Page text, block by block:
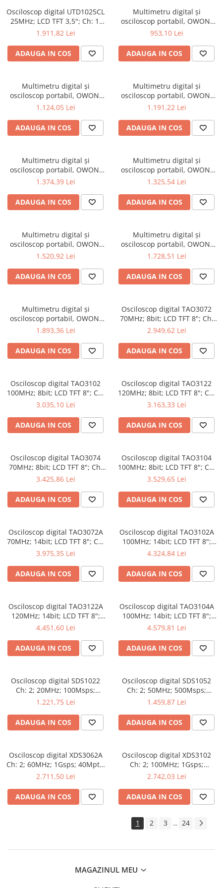
Osciloscop digital UTD1025CL
25MHz; LCD TFT 3,5"; Ch: 1;
250Msps; 12kpts compatibil
1.911,82 Lei
ADAUGA IN COS
Multimetru digital și
osciloscop portabil, OWON,
HDS242, 200mV-1kV, 200mA-
953,10 Lei
ADAUGA IN COS
Multimetru digital și
osciloscop portabil, OWON,
HDS242S, 200mV-1kV, 200mA-
1.124,05 Lei
ADAUGA IN COS
Multimetru digital și
osciloscop portabil, OWON,
HDS272, 200mV-1kV, 200mA-
1.191,22 Lei
ADAUGA IN COS
Multimetru digital și
osciloscop portabil, OWON,
HDS272S, 200mV-1kV, 200mA-
1.374,39 Lei
ADAUGA IN COS
Multimetru digital și
osciloscop portabil, OWON,
HDS2102, 200mV-1kV, 200mA-
1.325,54 Lei
ADAUGA IN COS
Multimetru digital și
osciloscop portabil, OWON,
HDS2102S, 200mV-1kV,
1.520,92 Lei
ADAUGA IN COS
Multimetru digital și
osciloscop portabil, OWON,
HDS2202, 200mV-1kV, 200mA-
1.728,51 Lei
ADAUGA IN COS
Multimetru digital și
osciloscop portabil, OWON,
HDS2202S, 200mV-1kV,
1.893,36 Lei
ADAUGA IN COS
Osciloscop digital TAO3072
70MHz; 8bit; LCD TFT 8"; Ch:
2; 1Gsps; 40Mpts sustinand
2.949,62 Lei
ADAUGA IN COS
Osciloscop digital TAO3102
100MHz; 8bit; LCD TFT 8"; Ch:
2; 1Gsps; 40Mpts pentru a
3.035,10 Lei
ADAUGA IN COS
Osciloscop digital TAO3122
120MHz; 8bit; LCD TFT 8"; Ch:
2; 1Gsps; 40Mpts ce include
3.163,33 Lei
ADAUGA IN COS
Osciloscop digital TAO3074
70MHz; 8bit; LCD TFT 8"; Ch:
4; 1Gsps; 40Mpts compatibil
3.425,86 Lei
ADAUGA IN COS
Osciloscop digital TAO3104
100MHz; 8bit; LCD TFT 8"; Ch:
4; 1Gsps; 40Mpts inclus in
3.529,65 Lei
ADAUGA IN COS
Osciloscop digital TAO3072A
70MHz; 14bit; LCD TFT 8"; Ch:
2; 1Gsps; 40Mpts dotat cu
3.975,35 Lei
ADAUGA IN COS
Osciloscop digital TAO3102A
100MHz; 14bit; LCD TFT 8";
Ch: 2; 1Gsps; 40Mpts dotat cu
4.324,84 Lei
ADAUGA IN COS
Osciloscop digital TAO3122A
120MHz; 14bit; LCD TFT 8";
Ch: 2; 1Gsps; 40Mpts integrat
4.451,60 Lei
ADAUGA IN COS
Osciloscop digital TAO3104A
100MHz; 14bit; LCD TFT 8";
Ch: 4; 1Gsps; 40Mpts care
4.579,81 Lei
ADAUGA IN COS
Osciloscop digital SDS1022
Ch: 2; 20MHz; 100Msps;
10kpts; LCD 7"S; 15W care
avansat
1.221,75 Lei
ADAUGA IN COS
Osciloscop digital SDS1052
Ch: 2; 50MHz; 500Msps;
10kpts; LCD 7"S; ≤7ns avand
1.459,87 Lei
ADAUGA IN COS
Osciloscop digital XDS3062A
Ch: 2; 60MHz; 1Gsps; 40Mpts;
LCD TFT 8"; XDS care ofera
2.711,50 Lei
ADAUGA IN COS
Osciloscop digital XDS3102
Ch: 2; 100MHz; 1Gsps;
40Mpts; LCD TFT 8"; XDS ce
2.742,03 Lei
ADAUGA IN COS
1 2 3 ... 24
MAGAZINUL MEU